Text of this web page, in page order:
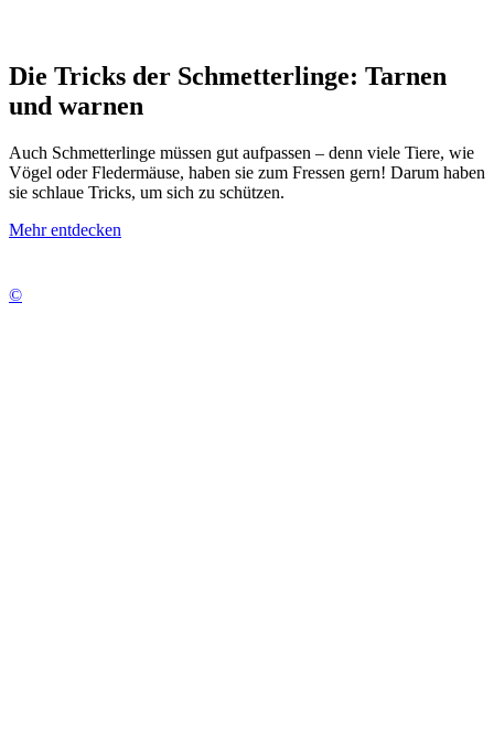
Die Tricks der Schmetterlinge: Tarnen
und warnen
Auch Schmetterlinge müssen gut aufpassen – denn viele Tiere, wie
Vögel oder Fledermäuse, haben sie zum Fressen gern! Darum haben
sie schlaue Tricks, um sich zu schützen.
Mehr entdecken
©